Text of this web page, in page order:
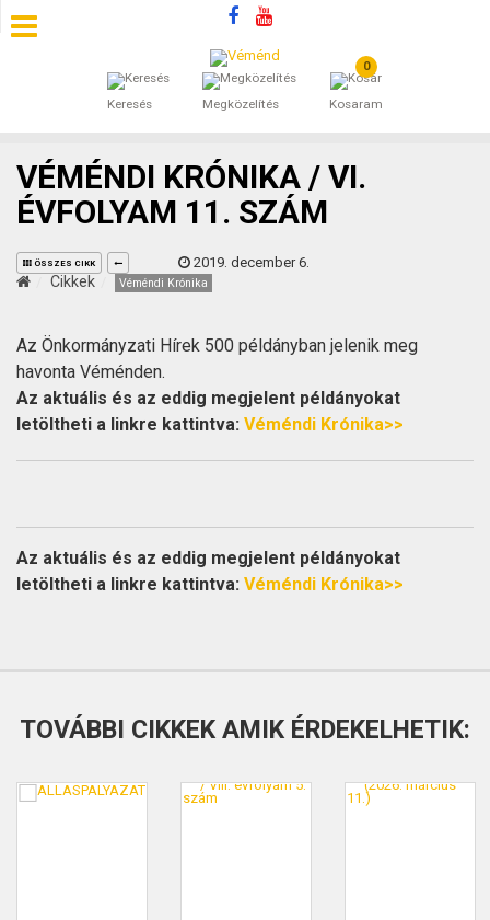
Keresés Megközelítés
0
Kosaram
SZÁLLÁSOK
ÁLTALÁNOS SZERZŐDÉSI FELTÉTELEK
KINCSES BARANYA VÉMÉND
VÉMÉNDI KRÓNIKA / VI.
ÉVFOLYAM 11. SZÁM
ÖSSZES CIKK 2019. december 6.
Cikkek Véméndi Krónika
Az Önkormányzati Hírek 500 példányban jelenik meg
havonta Véménden.
Az aktuális és az eddig megjelent példányokat
letöltheti a linkre kattintva: Véméndi Krónika>>
Az aktuális és az eddig megjelent példányokat
letöltheti a linkre kattintva: Véméndi Krónika>>
TOVÁBBI CIKKEK AMIK ÉRDEKELHETIK: